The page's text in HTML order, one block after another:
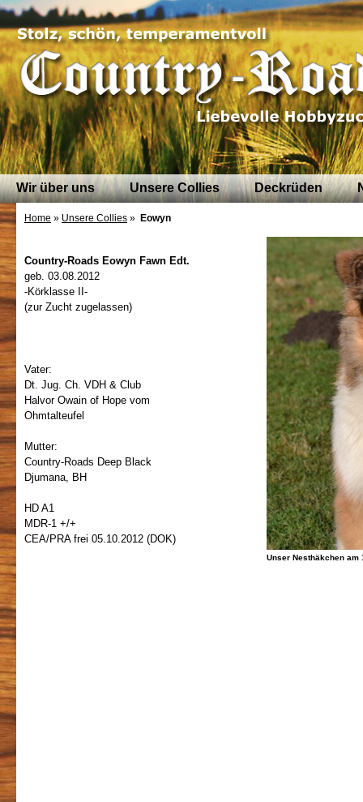
Wir über uns Unsere Collies Deckrüden
Home » Unsere Collies » Eowyn
Country-Roads Eowyn Fawn Edt.
geb. 03.08.2012
-Körklasse II-
(zur Zucht zugelassen)
Vater:
Dt. Jug. Ch. VDH & Club
Halvor Owain of Hope vom
Ohmtalteufel
Mutter:
Country-Roads Deep Black
Djumana, BH
HD A1
MDR-1 +/+
CEA/PRA frei 05.10.2012 (DOK)
Unser Nesthäkchen am